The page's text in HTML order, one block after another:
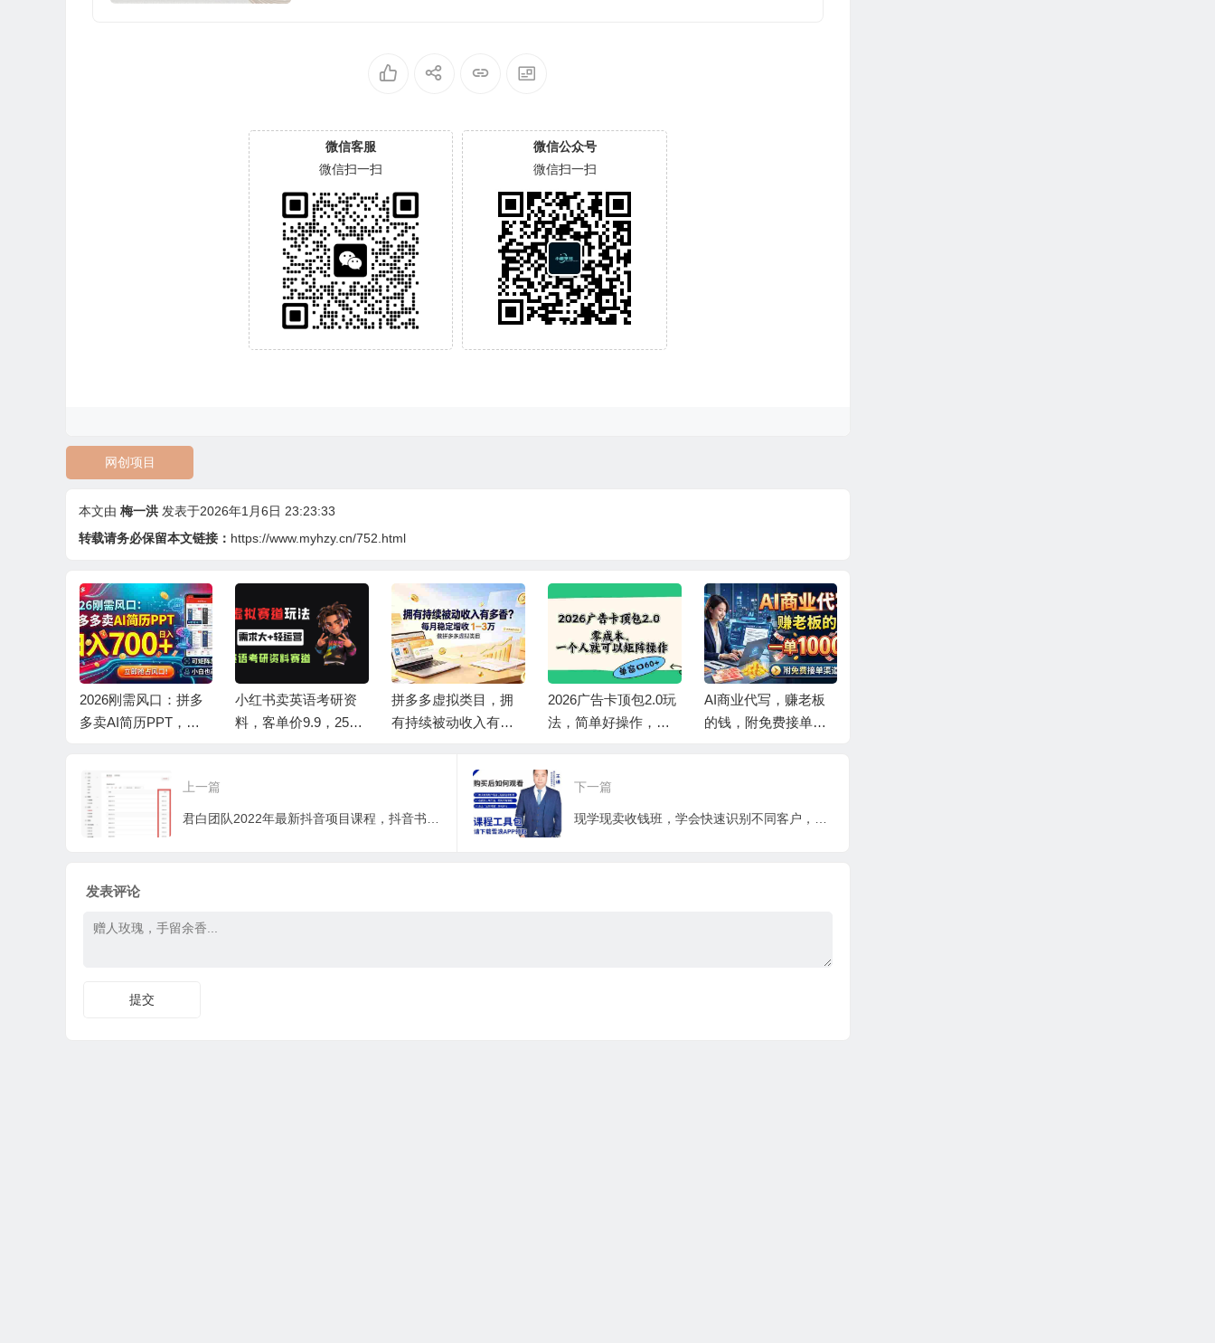
微信客服
微信扫一扫
微信公众号
微信扫一扫
网创项目
本文由 梅一洪 发表于2026年1月6日 23:23:33
转载请务必保留本文链接： https://www.myhzy.cn/752.html
2026刚需风口：拼多
多卖AI简历PPT，可
小红书卖英语考研资
料，客单价9.9，250
拼多多虚拟类目，拥
有持续被动收入有多
2026广告卡顶包2.0玩
法，简单好操作，直
骤，单窗口60+零成
本。
AI商业代写，赚老板
的钱，附免费接单渠
上一篇
君白团队2022年最新抖音项目课程，抖音书单号+抖音影视剪辑解说
下一篇
现学现卖收钱班，学会快速识别不同客户，不浪费时间
发表评论